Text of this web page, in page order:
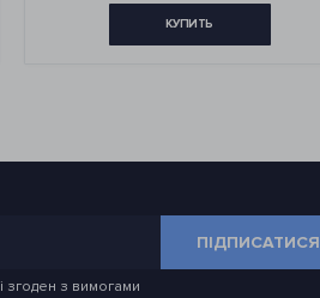
КУПИТЬ
ПІДПИСАТИСЯ
і згоден з вимогами